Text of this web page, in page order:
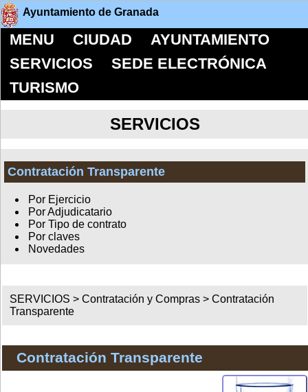
Ayuntamiento de Granada
MENU CIUDAD
AYUNTAMIENTO
SERVICIOS
SEDE ELECTRÓNICA
TURISMO
SERVICIOS
Contratación Transparente
Por Ejercicio
Por Adjudicatario
Por Tipo de contrato
Por claves
Novedades
SERVICIOS >Contratación y Compras >Contratación
Transparente
Contratación Transparente